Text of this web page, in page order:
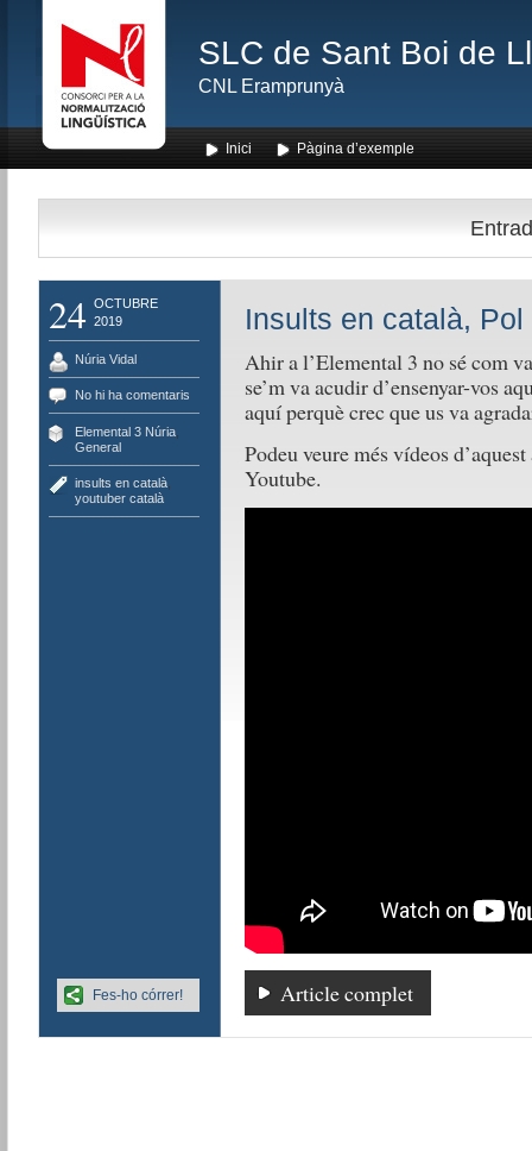
SLC de Sant Boi de
CNL Eramprunyà
Inici Pàgina d’exemple
24 OCTUBRE
2019
Núria Vidal
No hi ha comentaris
Elemental 3 Núria,
General
insults en català,
youtuber català
Insults en català, Pol
Ahir a l’Elemental 3 no sé com
se’m va acudir d’ensenyar-vos
aquí perquè crec que us va
Podeu veure més vídeos
Youtube.
Article complet
Fes-ho córrer!